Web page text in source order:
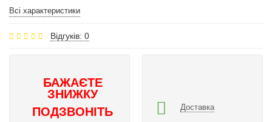
Всі характеристики
Відгуків: 0
БАЖАЄТЕ
ЗНИЖКУ
ПОДЗВОНІТЬ
Доставка